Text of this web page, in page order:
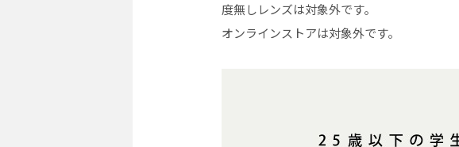
度無しレンズは対象外です。
オンラインストアは対象外です。